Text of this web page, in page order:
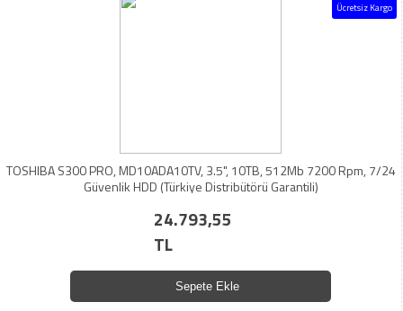
Ücretsiz Kargo
TOSHIBA S300 PRO, MD10ADA10TV, 3.5", 10TB, 512Mb 7200 Rpm, 7/24
Güvenlik HDD (Türkiye Distribütörü Garantili)
24.793,55
TL
Sepete Ekle